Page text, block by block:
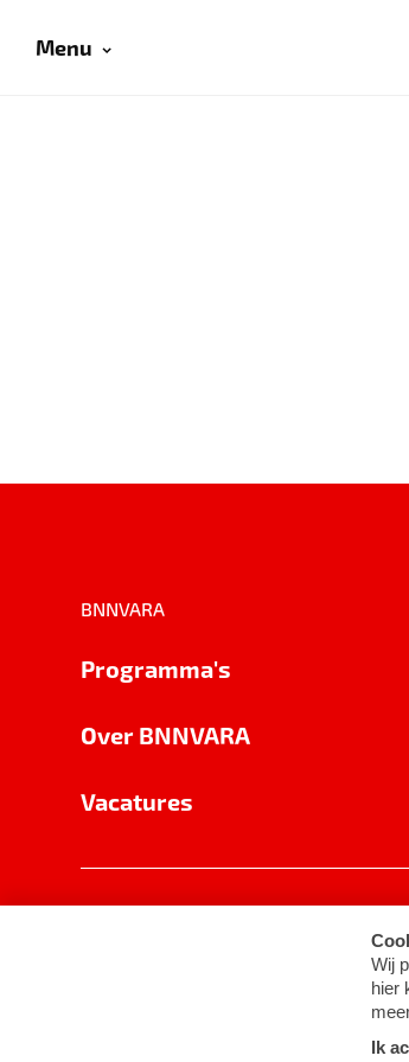
Menu
BNNVARA
Programma's
Over BNNVARA
Vacatures
Cookie-instellingen